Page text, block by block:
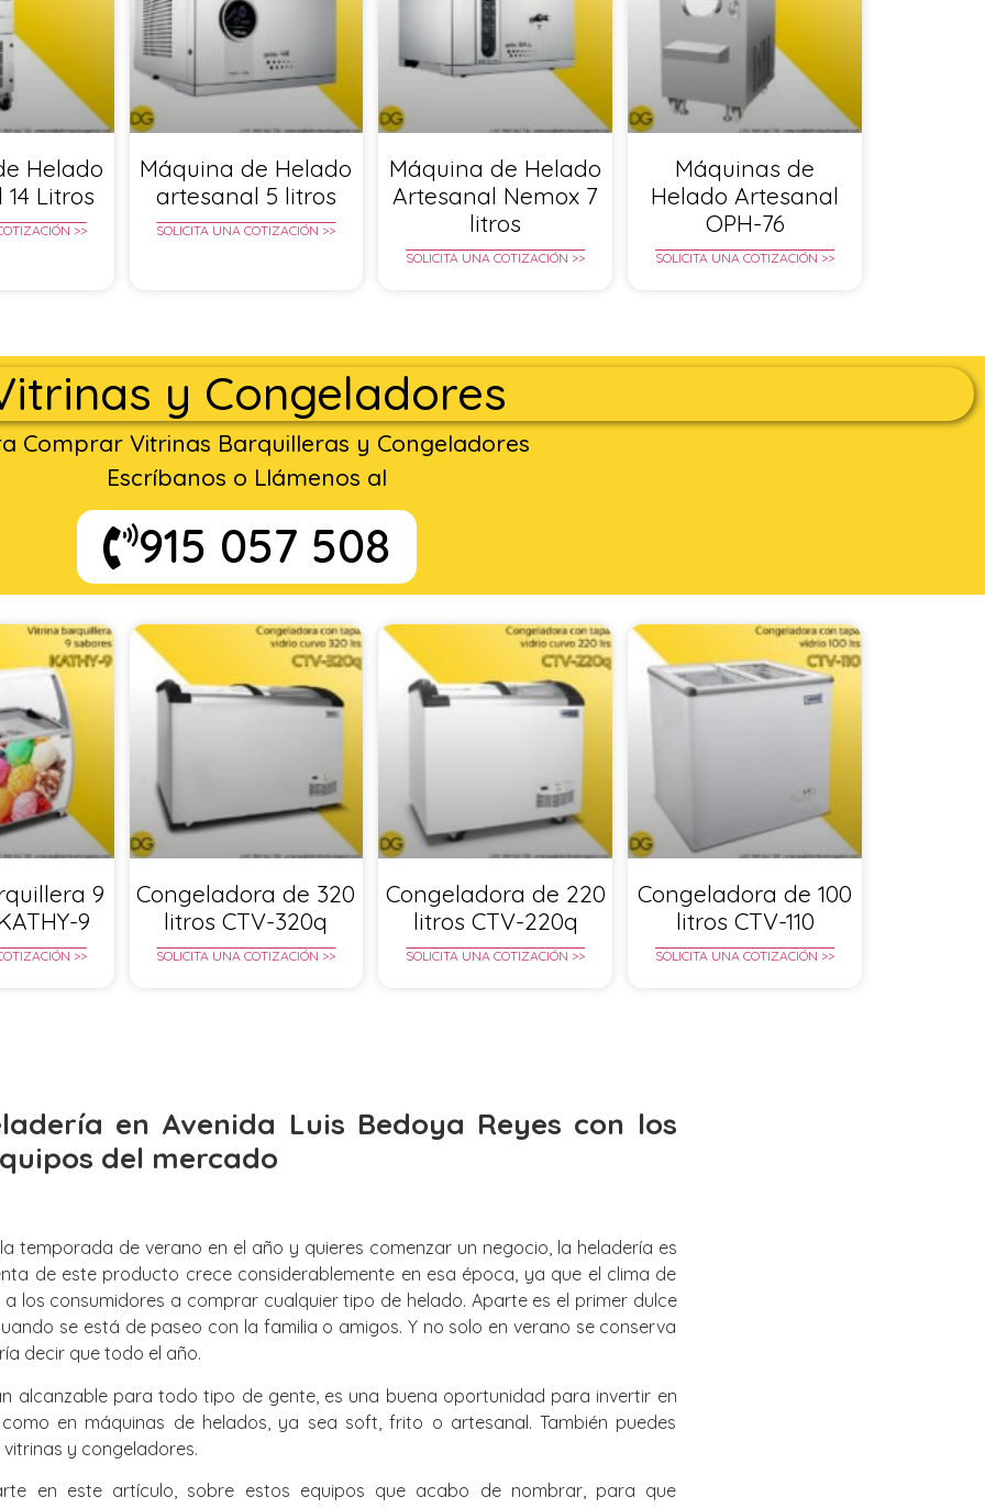
Helado
Litros
>>
Máquina de Helado
artesanal 5 litros
SOLICITA UNA COTIZACIÓN >>
Máquina de Helado
Artesanal Nemox 7
litros
SOLICITA UNA COTIZACIÓN >>
Máquinas de
Helado Artesanal
OPH-76
SOLICITA UNA COTIZACIÓN >>
y Congeladores
Comprar Vitrinas Barquilleras y Congeladores
Escríbanos o Llámenos al
915 057 508
9
9
>>
Congeladora de 320
litros CTV-320q
SOLICITA UNA COTIZACIÓN >>
Congeladora de 220
litros CTV-220q
SOLICITA UNA COTIZACIÓN >>
Congeladora de 100
litros CTV-110
SOLICITA UNA COTIZACIÓN >>
en Avenida Luis Bedoya Reyes con los
del mercado
temporada de verano en el año y quieres comenzar un negocio, la heladería es
de este producto crece considerablemente en esa época, ya que el clima de
los consumidores a comprar cualquier tipo de helado. Aparte es el primer dulce
se está de paseo con la familia o amigos. Y no solo en verano se conserva
decir que todo el año.
alcanzable para todo tipo de gente, es una buena oportunidad para invertir en
en máquinas de helados, ya sea soft, frito o artesanal. También puedes
y congeladores.
en este artículo, sobre estos equipos que acabo de nombrar, para que